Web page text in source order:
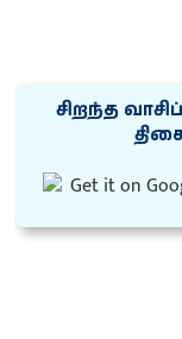
சிறந்த